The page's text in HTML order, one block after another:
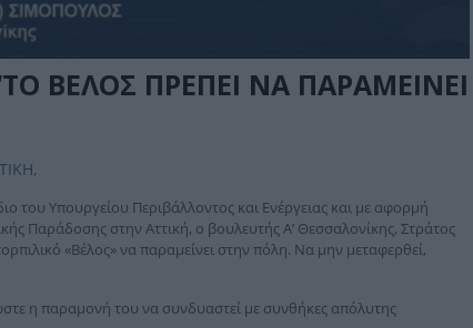
ΒΕΛΟΣ ΠΡΕΠΕΙ ΝΑ ΠΑΡΑΜΕΙΝΕΙ
,
του Υπουργείου Περιβάλλοντος και Ενέργειας και με αφορμή
Παράδοσης στην Αττική, ο βουλευτής Α’ Θεσσαλονίκης, Στράτος
«Βέλος» να παραμείνει στην πόλη. Να μην μεταφερθεί,
η παραμονή του να συνδυαστεί με συνθήκες απόλυτης